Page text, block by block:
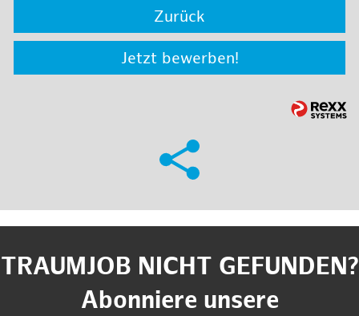
Zurück
Jetzt bewerben!
TRAUMJOB NICHT GEFUNDEN?
Abonniere unsere